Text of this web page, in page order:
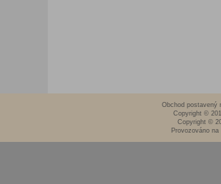
Obchod postavený
Copyright ©
Copyright ©
Provozováno